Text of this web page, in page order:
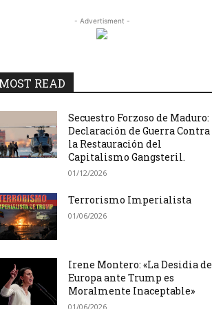
- Advertisment -
READ
Secuestro Forzoso de Maduro:
Declaración de Guerra Contra
la Restauración del
Capitalismo Gangsteril.
01/12/2026
Terrorismo Imperialista
01/06/2026
Irene Montero: «La Desidia de
Europa ante Trump es
Moralmente Inaceptable»
01/06/2026